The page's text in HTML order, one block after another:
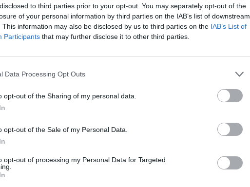
to third parties prior to your opt-out. You may separately opt-out of the
of your personal information by third parties on the IAB’s list of downstream
This information may also be disclosed by us to third parties on the IAB’s List of
Participants that may further disclose it to other third parties.
Data Processing Opt Outs
opt-out of the Sharing of my personal data.
opt-out of the Sale of my Personal Data.
opt-out of processing my Personal Data for Targeted
de la Asociación
los cero y los seis años y, a
al menor.
consecuencias y perjudica al
de aprendizaje y a la
establecer normas claras y
aconsejan que el teléfono móvil
de pantallas durante las
dispositivos electrónicos.
"desenchufarse" de los
atractivas. Por ello, animan a
jugar con amigos, ir a la
leer, cocinar en familia o